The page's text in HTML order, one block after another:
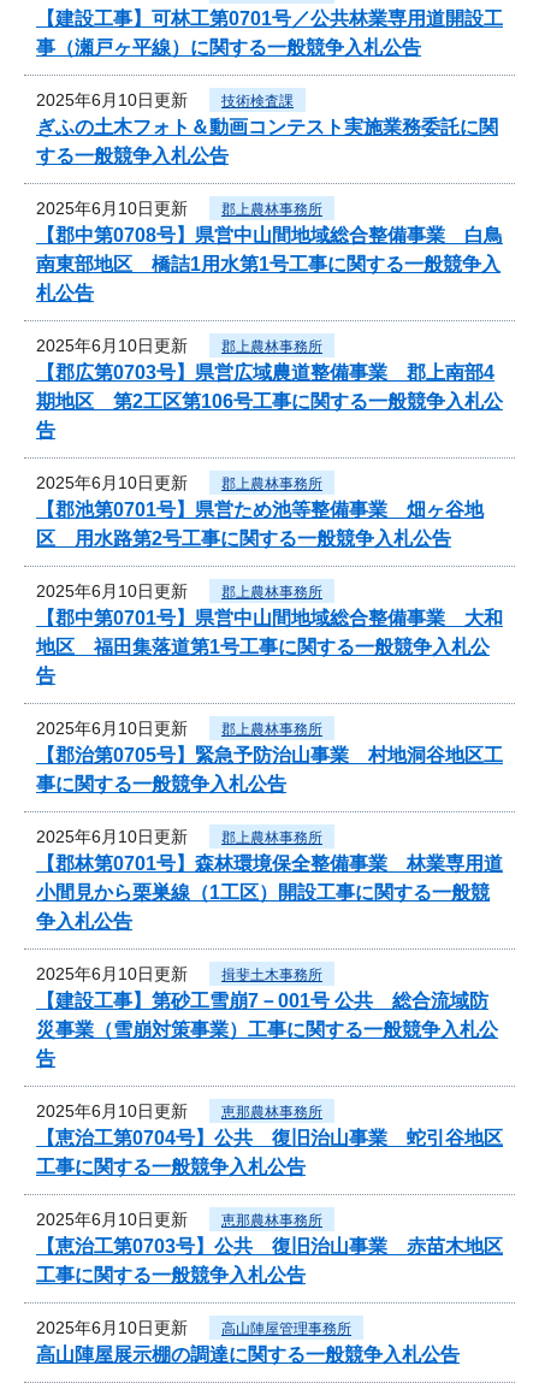
【建設工事】可林工第0701号／公共林業専用道開設工
事（瀬戸ヶ平線）に関する一般競争入札公告
2025年6月10日更新 技術検査課
ぎふの土木フォト＆動画コンテスト実施業務委託に関
する一般競争入札公告
2025年6月10日更新 郡上農林事務所
【郡中第0708号】県営中山間地域総合整備事業 白鳥
南東部地区 橋詰1用水第1号工事に関する一般競争入
札公告
2025年6月10日更新 郡上農林事務所
【郡広第0703号】県営広域農道整備事業 郡上南部4
期地区 第2工区第106号工事に関する一般競争入札公
告
2025年6月10日更新 郡上農林事務所
【郡池第0701号】県営ため池等整備事業 畑ヶ谷地
区 用水路第2号工事に関する一般競争入札公告
2025年6月10日更新 郡上農林事務所
【郡中第0701号】県営中山間地域総合整備事業 大和
地区 福田集落道第1号工事に関する一般競争入札公
告
2025年6月10日更新 郡上農林事務所
【郡治第0705号】緊急予防治山事業 村地洞谷地区工
事に関する一般競争入札公告
2025年6月10日更新 郡上農林事務所
【郡林第0701号】森林環境保全整備事業 林業専用道
小間見から栗巣線（1工区）開設工事に関する一般競
争入札公告
2025年6月10日更新 揖斐土木事務所
【建設工事】第砂工雪崩7－001号 公共 総合流域防
災事業（雪崩対策事業）工事に関する一般競争入札公
告
2025年6月10日更新 恵那農林事務所
【恵治工第0704号】公共 復旧治山事業 蛇引谷地区
工事に関する一般競争入札公告
2025年6月10日更新 恵那農林事務所
【恵治工第0703号】公共 復旧治山事業 赤苗木地区
工事に関する一般競争入札公告
2025年6月10日更新 高山陣屋管理事務所
高山陣屋展示棚の調達に関する一般競争入札公告